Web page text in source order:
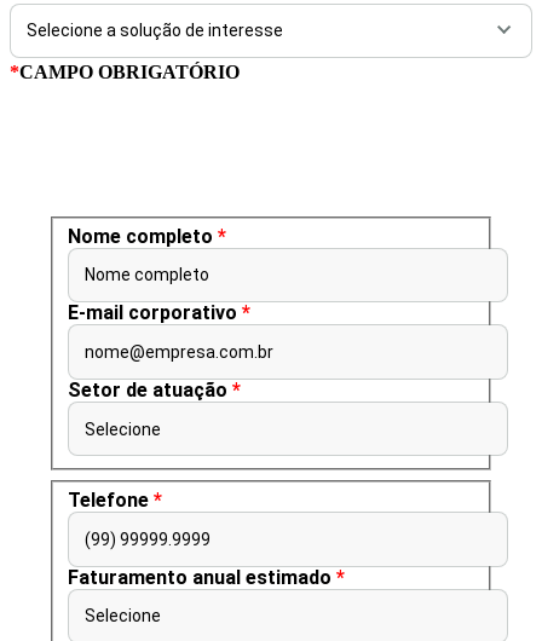
*CAMPO OBRIGATÓRIO
Nome completo *
Nome completo
E-mail corporativo *
nome@empresa.com.br
Setor de atuação *
Selecione
Telefone *
(99) 99999.9999
Faturamento anual estimado *
Selecione